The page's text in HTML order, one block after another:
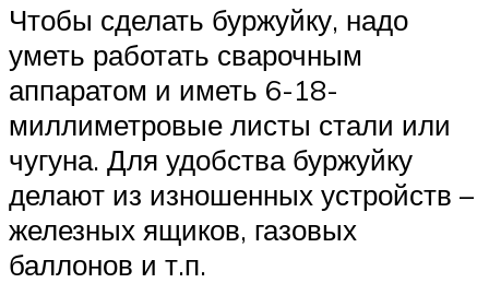
Чтобы сделать буржуйку, надо
уметь работать сварочным
аппаратом и иметь 6-18-
миллиметровые листы стали или
чугуна. Для удобства буржуйку
делают из изношенных устройств –
железных ящиков, газовых
баллонов и т.п.